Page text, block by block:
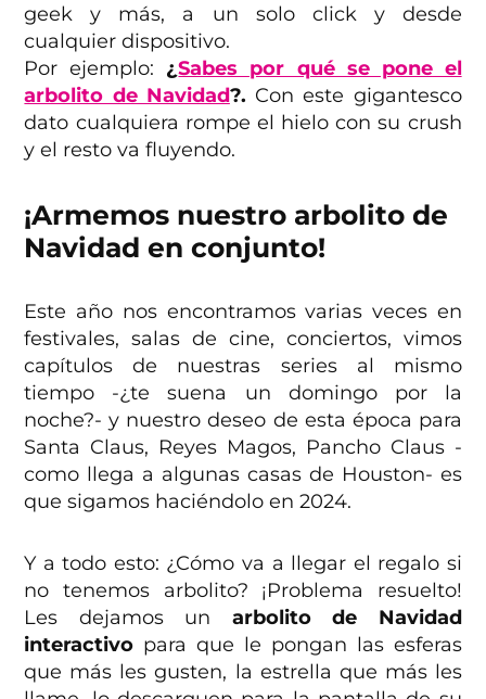
geek y más, a un solo click y desde
cualquier dispositivo.
Por ejemplo: ¿Sabes por qué se pone el
arbolito de Navidad?. Con este gigantesco
dato cualquiera rompe el hielo con su crush
y el resto va fluyendo.
¡Armemos nuestro arbolito de
Navidad en conjunto!
Este año nos encontramos varias veces en
festivales, salas de cine, conciertos, vimos
capítulos de nuestras series al mismo
tiempo -¿te suena un domingo por la
noche?- y nuestro deseo de esta época para
Santa Claus, Reyes Magos, Pancho Claus -
como llega a algunas casas de Houston- es
que sigamos haciéndolo en 2024.
Y a todo esto: ¿Cómo va a llegar el regalo si
no tenemos arbolito? ¡Problema resuelto!
Les dejamos un arbolito de Navidad
interactivo para que le pongan las esferas
que más les gusten, la estrella que más les